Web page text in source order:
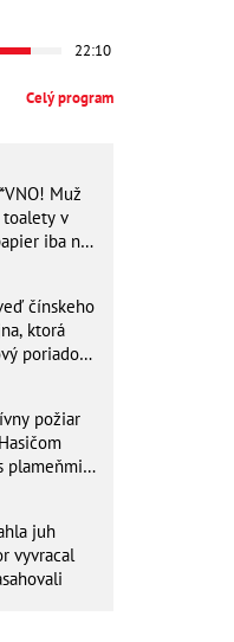
22:10
Celý program
Muž
toalety v
iba na
čínskeho
ktorá
poriadok!
požiar
plameňmi
juh
vyvracal